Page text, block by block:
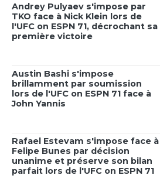
Andrey Pulyaev s'impose par
TKO face à Nick Klein lors de
l'UFC on ESPN 71, décrochant sa
première victoire
Austin Bashi s'impose
brillamment par soumission
lors de l'UFC on ESPN 71 face à
John Yannis
Rafael Estevam s'impose face à
Felipe Bunes par décision
unanime et préserve son bilan
parfait lors de l'UFC on ESPN 71